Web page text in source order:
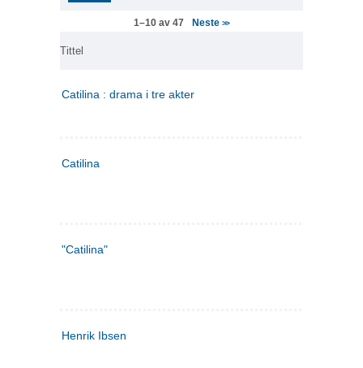
1–10 av 47 Neste>>
Tittel
Catilina : drama i tre akter
Catilina
"Catilina"
Henrik Ibsen